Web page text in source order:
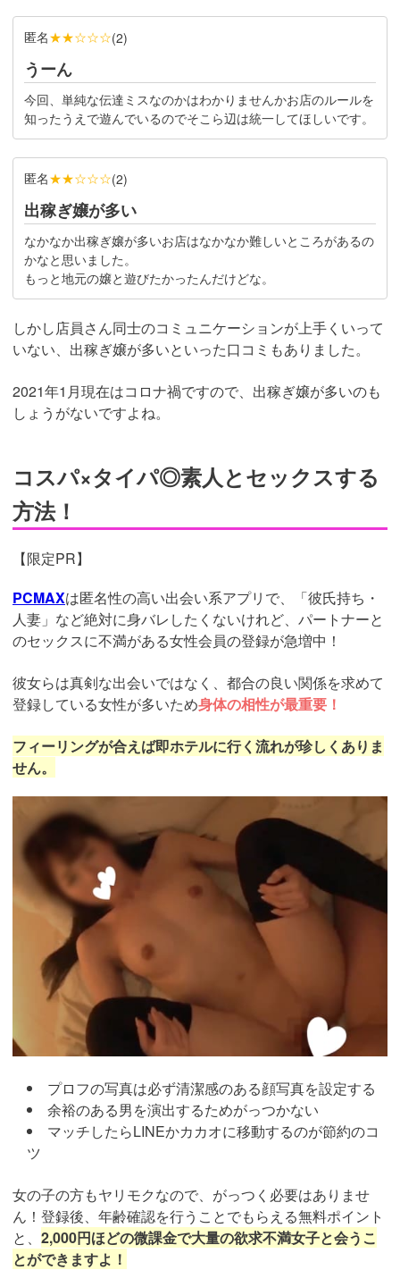
匿名★★☆☆☆(2)
うーん
今回、単純な伝達ミスなのかはわかりませんかお店のルールを
知ったうえで遊んでいるのでそこら辺は統一してほしいです。
匿名★★☆☆☆(2)
出稼ぎ嬢が多い
なかなか出稼ぎ嬢が多いお店はなかなか難しいところがあるの
かなと思いました。
もっと地元の嬢と遊びたかったんだけどな。
しかし店員さん同士のコミュニケーションが上手くいって
いない、出稼ぎ嬢が多いといった口コミもありました。
2021年1月現在はコロナ禍ですので、出稼ぎ嬢が多いのも
しょうがないですよね。
コスパ×タイパ◎素人とセックスする
方法！
【限定PR】
PCMAXは匿名性の高い出会い系アプリで、「彼氏持ち・
人妻」など絶対に身バレしたくないけれど、パートナーと
のセックスに不満がある女性会員の登録が急増中！
彼女らは真剣な出会いではなく、都合の良い関係を求めて
登録している女性が多いため身体の相性が最重要！
フィーリングが合えば即ホテルに行く流れが珍しくありま
せん。
https://pcmax.jp/lp/?
ad_id=rm307152
プロフの写真は必ず清潔感のある顔写真を設定する
余裕のある男を演出するためがっつかない
マッチしたらLINEかカカオに移動するのが節約のコ
ツ
女の子の方もヤリモクなので、がっつく必要はありませ
ん！登録後、年齢確認を行うことでもらえる無料ポイント
と、 2,000円ほどの微課金で大量の欲求不満女子と会うこ
とができますよ！